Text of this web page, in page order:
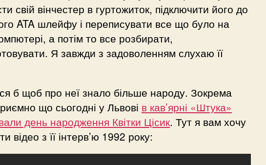
свій вінчестер в гуртожиток, підключити його до
ATA шлейфу і переписувати все що було на
а потім то все розбирати,
Я завжди з задоволенням слухаю її
б щоб про неї знало більше народу. Зокрема
що сьогодні у Львові в кав’ярні «Штука»
день народження Квітки Цісик. Тут я вам хочу
відео з її інтерв’ю 1992 року: